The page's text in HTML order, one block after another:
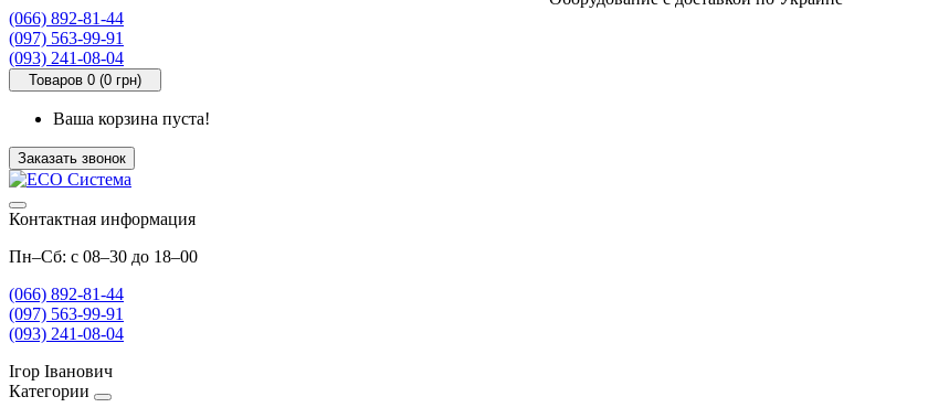
(066) 892-81-44
(097) 563-99-91
(093) 241-08-04
Товаров 0 (0 грн)
Ваша корзина пуста!
Заказать звонок
Контактная информация
Пн–Сб: с 08–30 до 18–00
(066) 892-81-44
(097) 563-99-91
(093) 241-08-04
Ігор Іванович
Категории